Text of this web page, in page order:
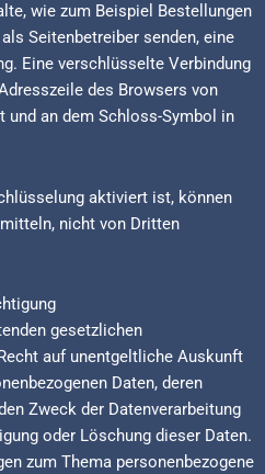
wie zum Beispiel Bestellungen
Seitenbetreiber senden, eine
Eine verschlüsselte Verbindung
des Browsers von
und an dem Schloss-Symbol in
aktiviert ist, können
nicht von Dritten
gesetzlichen
auf unentgeltliche Auskunft
Daten, deren
Zweck der Datenverarbeitung
oder Löschung dieser Daten.
zum Thema personenbezogene